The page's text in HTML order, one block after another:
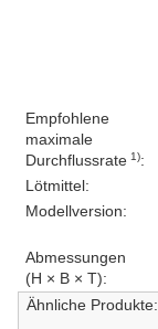
Empfohlene
maximale
Durchflussrate 1):
Lötmittel:
Modellversion:
Abmessungen
(H × B × T):
Ähnliche Produkte: